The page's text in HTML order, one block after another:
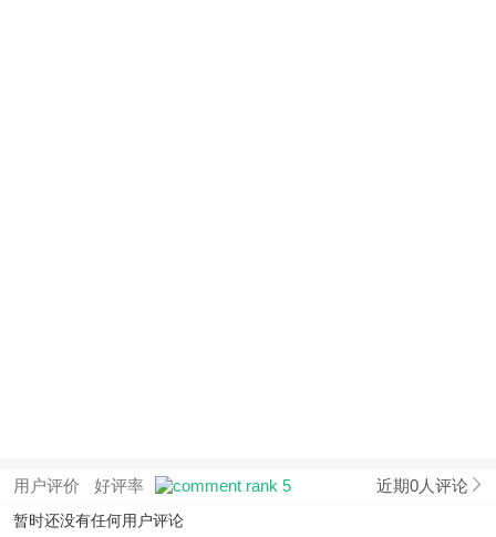
用户评价 好评率 近期0人评论
暂时还没有任何用户评论